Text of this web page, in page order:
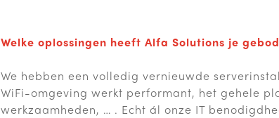
Welke oplossingen heeft Alfa Solutions je
We hebben een volledig vernieuwde
WiFi-omgeving werkt performant, het gehele
werkzaamheden, … . Echt ál onze IT